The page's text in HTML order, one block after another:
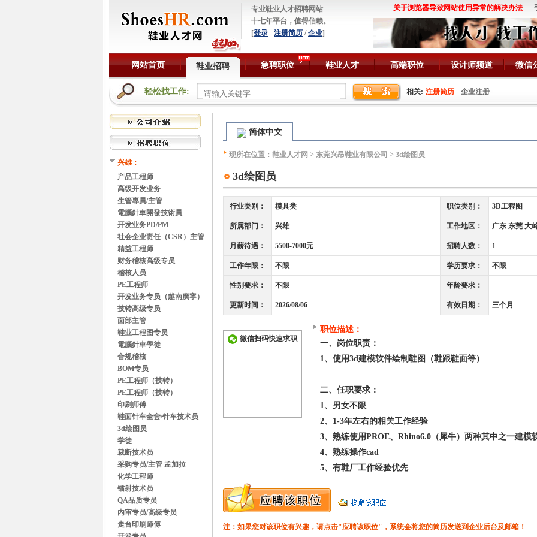
专业鞋业人才招聘网站
十七年平台，值得信赖。
[登录 - 注册简历 /企业]
关于浏览器导致网站使用异常的解决办法
网站首页 鞋业招聘 急聘职位 鞋业人才 高端职位 设计师频道 微信
轻松找工作: 相关: 注册简历 企业注册
简体中文
现所在位置： 鞋业人才网 > 东莞兴昂鞋业有限公司 > 3d绘图员
3d绘图员
行业类别： 模具类 职位类别： 3D工程图
所属部门： 兴雄 工作地区： 广东 东莞 大
月薪待遇： 5500-7000元 招聘人数： 1
工作年限： 不限 学历要求： 不限
性别要求： 不限 年龄要求：
更新时间： 2026/08/06 有效日期： 三个月
微信扫码快速求职
职位描述：
一、岗位职责：
1、使用3d建模软件绘制鞋图（鞋跟鞋面等）
二、任职要求：
1、男女不限
2、1-3年左右的相关工作经验
3、熟练使用PROE、Rhino6.0（犀牛）两种其中之一建模
4、熟练操作cad
5、有鞋厂工作经验优先
注：如果您对该职位有兴趣，请点击"应聘该职位"，系统会将您的简历发送到企业后台及邮箱！
兴雄：
产品工程师
高级开发业务
生管專員/主管
電腦針車開發技術員
开发业务PD/PM
社会企业责任（CSR）主管
精益工程师
财务稽核高级专员
稽核人员
PE工程师
开发业务专员（越南廣寧）
技转高级专员
面部主管
鞋业工程图专员
電腦針車學徒
合规稽核
BOM专员
PE工程师（技转）
PE工程师（技转）
印刷师傅
鞋面针车全套/针车技术员
3d绘图员
学徒
裁断技术员
采购专员/主管 孟加拉
化学工程师
镭射技术员
QA品质专员
内审专员/高级专员
走台印刷师傅